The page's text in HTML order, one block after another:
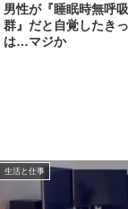
男性が『睡眠時無呼
群』だと自覚したき
は…マジか
生活と仕事